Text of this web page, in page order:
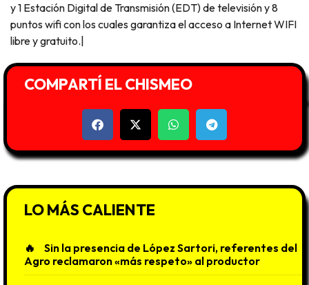
y 1 Estación Digital de Transmisión (EDT) de televisión y 8
puntos wifi con los cuales garantiza el acceso a Internet WIFI
libre y gratuito.|
COMPARTÍ EL CHISMEO
LO MÁS CALIENTE
Sin la presencia de López Sartori, referentes del
Agro reclamaron «más respeto» al productor